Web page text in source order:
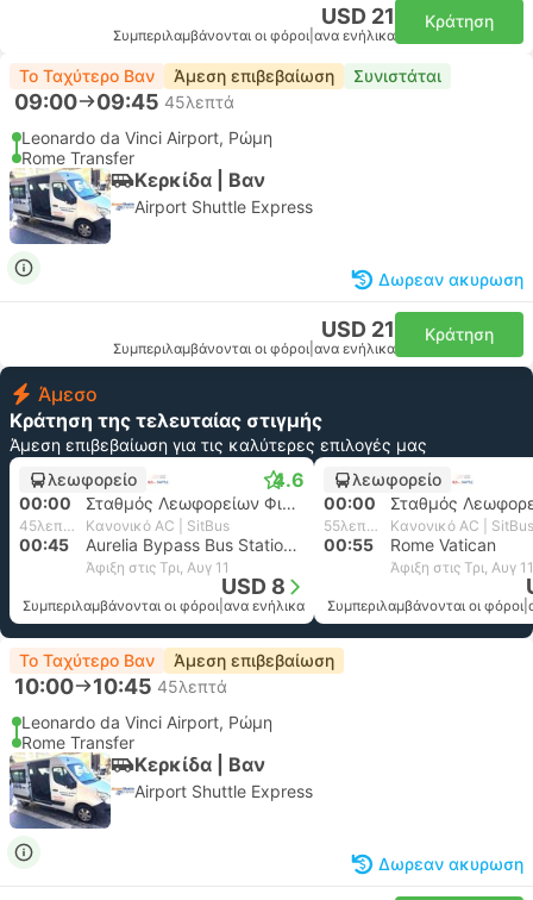
USD 21
Συμπεριλαμβάνονται οι φόροι ανα ενήλικα
Κράτηση
Το Ταχύτερο Βαν Άμεση επιβεβαίωση Συνιστάται
09:00 09:45 45λεπτά
Leonardo da Vinci Airport, Ρώμη
Rome Transfer
Κερκίδα | Βαν
Airport Shuttle Express
Δωρεαν ακυρωση
USD 21
Συμπεριλαμβάνονται οι φόροι ανα ενήλικα
Κράτηση
Άμεσο
Κράτηση της τελευταίας στιγμής
Άμεση επιβεβαίωση για τις καλύτερες επιλογές μας
λεωφορείο
4.6
00:00 Σταθμός Λεωφορείων Φιουμιτσίνο
45λεπτά Κανονικό AC | SitBus
00:45 Aurelia Bypass Bus Station, Ρώμη
Άφιξη στις Τρι, Αυγ 11
USD 8
Συμπεριλαμβάνονται οι φόροι ανα ενήλικα
λεωφορείο
00:00
55λεπτά Κανονικό AC | SitBus
00:55 Rome Vatican
Άφιξη στις Τρι, Αυγ 11
Συμπεριλαμβάνονται οι φόροι
Το Ταχύτερο Βαν Άμεση επιβεβαίωση
10:00 10:45 45λεπτά
Leonardo da Vinci Airport, Ρώμη
Rome Transfer
Κερκίδα | Βαν
Airport Shuttle Express
Δωρεαν ακυρωση